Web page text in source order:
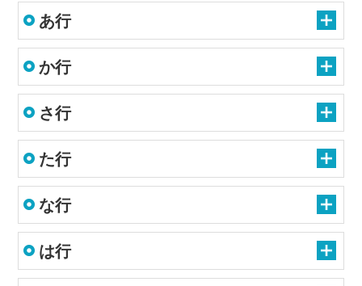
あ行
か行
さ行
た行
な行
は行